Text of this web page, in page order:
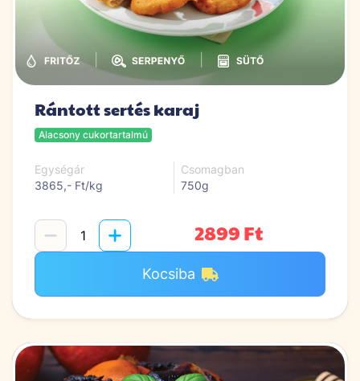
Rántott sertés karaj
Alacsony cukortartalmú
Egységár
3865,- Ft/kg
Csomagban
750g
2899 Ft
Kocsiba